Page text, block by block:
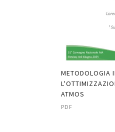
METODOLOGIA
ATMOS
PDF